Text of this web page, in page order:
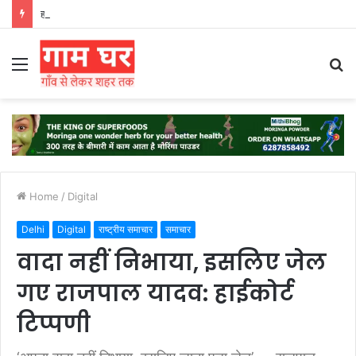
हड़ताली सफाईकर्मियों ने नगर निगम का घेराव किया’
Menu
Home / Digital
Delhi Digital राष्ट्रीय समाचार समाचार
वादा नहीं निभाया, इसलिए जेल
गए राजपाल यादव: हाईकोर्ट
टिप्पणी